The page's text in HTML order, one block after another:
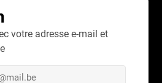
votre adresse e-mail et